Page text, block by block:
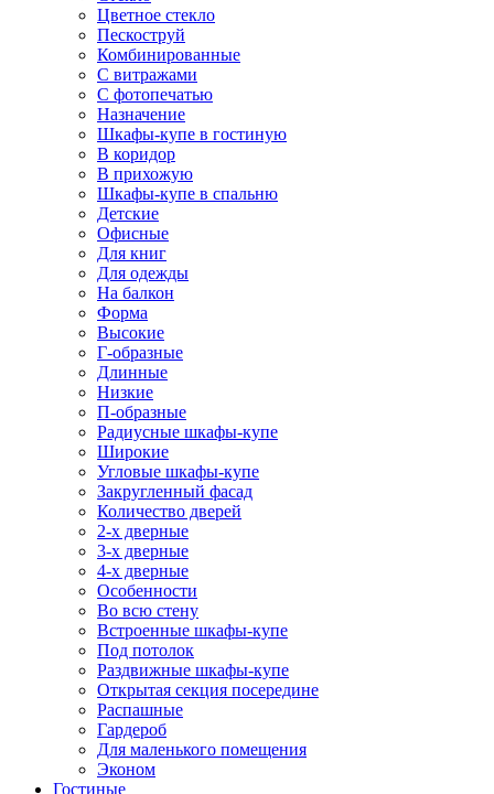
Цветное стекло
Пескоструй
Комбинированные
С витражами
С фотопечатью
Назначение
Шкафы-купе в гостиную
В коридор
В прихожую
Шкафы-купе в спальню
Детские
Офисные
Для книг
Для одежды
На балкон
Форма
Высокие
Г-образные
Длинные
Низкие
П-образные
Радиусные шкафы-купе
Широкие
Угловые шкафы-купе
Закругленный фасад
Количество дверей
2-х дверные
3-х дверные
4-х дверные
Особенности
Во всю стену
Встроенные шкафы-купе
Под потолок
Раздвижные шкафы-купе
Открытая секция посередине
Распашные
Гардероб
Для маленького помещения
Эконом
Гостиные